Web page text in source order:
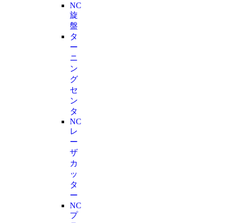
NC
旋
盤
タ
ー
ニ
ン
グ
セ
ン
タ
NC
レ
ー
ザ
カ
ッ
タ
ー
NC
プ